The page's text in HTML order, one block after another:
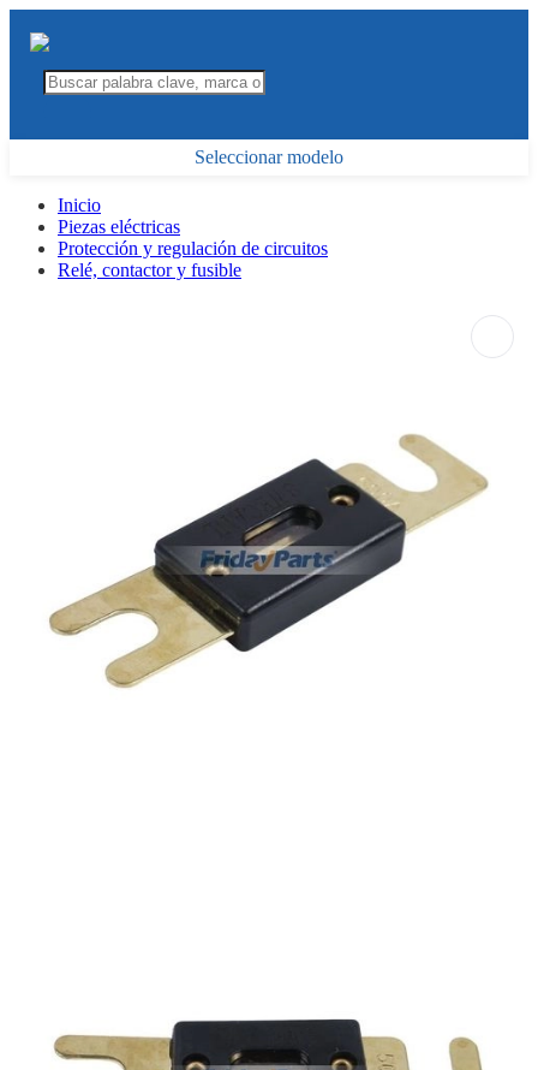
Seleccionar modelo
Inicio
Piezas eléctricas
Protección y regulación de circuitos
Relé, contactor y fusible